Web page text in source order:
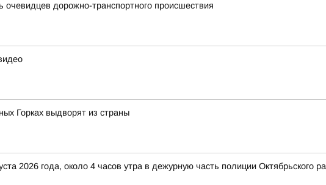
дорожно-транспортного происшествия
Горках выдворят из страны
2026 года, около 4 часов утра в дежурную часть полиции